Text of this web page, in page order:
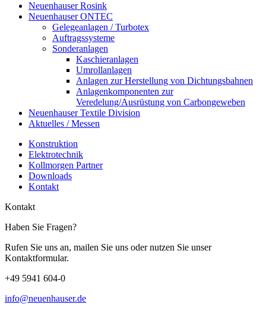
Neuenhauser Rosink
Neuenhauser ONTEC
Gelegeanlagen / Turbotex
Auftragssysteme
Sonderanlagen
Kaschieranlagen
Umrollanlagen
Anlagen zur Herstellung von Dichtungsbahnen
Anlagenkomponenten zur
Veredelung/Ausrüstung von Carbongeweben
Neuenhauser Textile Division
Aktuelles / Messen
Konstruktion
Elektrotechnik
Kollmorgen Partner
Downloads
Kontakt
Kontakt
Haben Sie Fragen?
Rufen Sie uns an, mailen Sie uns oder nutzen Sie unser
Kontaktformular.
+49 5941 604-0
info@neuenhauser.de